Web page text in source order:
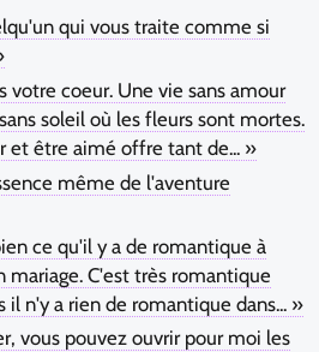
qui vous traite comme si
votre coeur. Une vie sans amour
soleil où les fleurs sont mortes.
et être aimé offre tant de... »
même de l'aventure
ce qu'il y a de romantique à
mariage. C'est très romantique
il n'y a rien de romantique dans... »
vous pouvez ouvrir pour moi les